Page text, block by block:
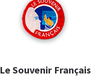
Le Souvenir Français